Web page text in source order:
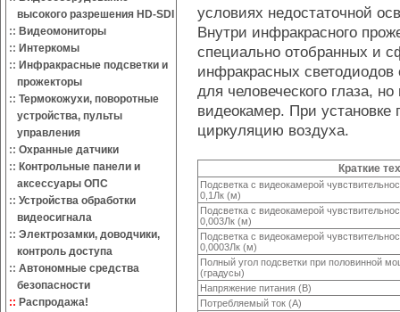
высокого разрешения HD-SDI
:: Видеомониторы
:: Интеркомы
:: Инфракрасные подсветки и
прожекторы
:: Термокожухи, поворотные
устройства, пульты
управления
:: Охранные датчики
:: Контрольные панели и
аксессуары ОПС
:: Устройства обработки
видеосигнала
:: Электрозамки, доводчики,
контроль доступа
:: Автономные средства
безопасности
:: Распродажа!
условиях недостаточной
Внутри инфракрасного
специально отобранных и
инфракрасных
для человеческого глаза,
видеокамер. При установке
циркуляцию воздуха.
Краткие
Подсветка с видеокамерой
0,1Лк (м)
Подсветка с видеокамерой
0,003Лк (м)
Подсветка с видеокамерой
0,0003Лк (м)
Полный угол подсветки при половинной
(градусы)
Напряжение питания (В)
Потребляемый ток (А)